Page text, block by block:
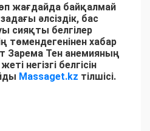
жағдайда байқалмай
әлсіздік, бас
сияқты белгілер
төмендегенінен хабар
Зарема Тен анемияның
негізгі белгісін
Massaget.kz тілшісі.